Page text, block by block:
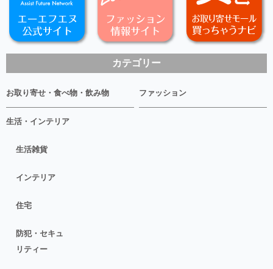
カテゴリー
お取り寄せ・食べ物・飲み物 ファッション
生活・インテリア
生活雑貨
インテリア
住宅
防犯・セキュ
リティー